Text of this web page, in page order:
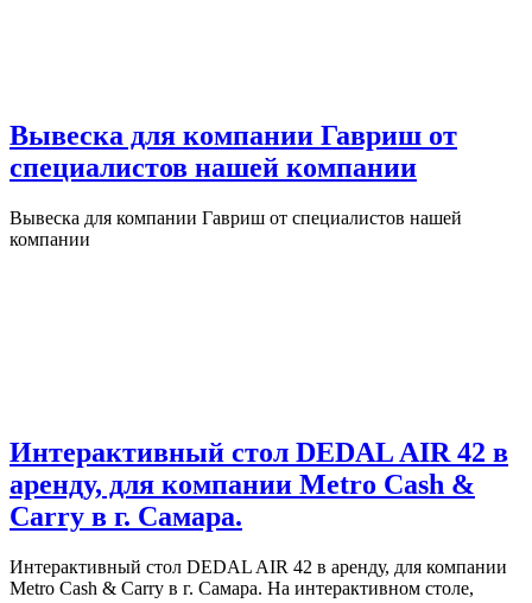
Вывеска для компании Гавриш от
специалистов нашей компании
Вывеска для компании Гавриш от специалистов нашей
компании
Интерактивный стол DEDAL AIR 42 в
аренду, для компании Metro Cash &
Carry в г. Самара.
Интерактивный стол DEDAL AIR 42 в аренду, для компании
Metro Cash & Carry в г. Самара. На интерактивном столе,